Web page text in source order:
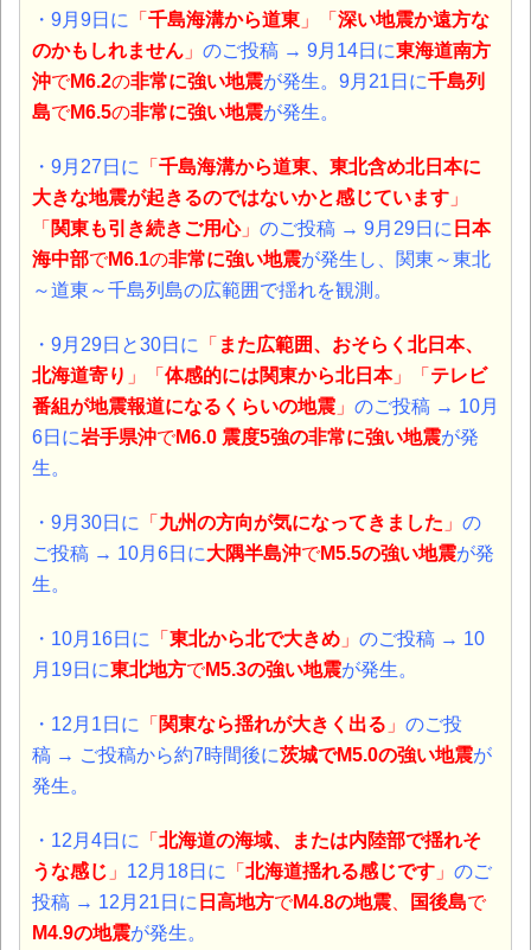
・9月9日に 「 千島海溝から道東 」「 深い地震か遠方な
のかもしれません 」 のご投稿 → 9月14日に東海道南方
沖でM6.2の非常に強い地震が発生。9月21日に千島列
島でM6.5の非常に強い地震が発生。
・9月27日に 「 千島海溝から道東、東北含め北日本に
大きな地震が起きるのではないかと感じています 」
「 関東も引き続きご用心」 のご投稿 → 9月29日に 日本
海中部でM6.1の非常に強い地震が発生し、関東～東北
～道東～千島列島の広範囲で揺れを観測。
・9月29日と30日に 「 また広範囲、おそらく北日本、
北海道寄り 」「 体感的には関東から北日本」「 テレビ
番組が地震報道になるくらいの地震 」 のご投稿 → 10月
6日に岩手県沖でM6.0 震度5強の非常に強い地震が発
生。
・9月30日に 「 九州の方向が気になってきました 」 の
ご投稿 → 10月6日に大隅半島沖でM5.5の強い地震が発
生。
・10月16日に 「 東北から北で大きめ 」 のご投稿 → 10
月19日に東北地方でM5.3の強い地震が発生。
・12月1日に 「 関東なら揺れが大きく出る 」 のご投
稿 → ご投稿から約7時間後に茨城でM5.0の強い地震が
発生。
・ 12月4日に 「 北海道の海域、または内陸部で揺れそ
うな感じ 」 12月18日に 「 北海道揺れる感じです 」 のご
投稿 → 12月21日に 日高地方でM4.8の地震 国後島で
M4.9の地震が発生。